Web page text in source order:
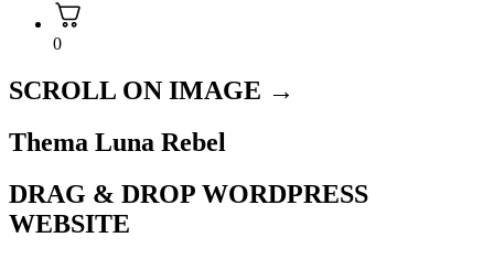
0
SCROLL ON IMAGE →
Thema Luna Rebel
DRAG & DROP WORDPRESS
WEBSITE